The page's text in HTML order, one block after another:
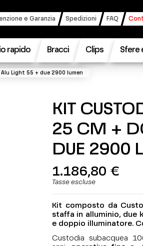
e Garanzia Spedizioni FAQ
rapido Bracci Clips Sfere
Light 55 + due 2900 lumen
KIT
25 CM +
DUE 2900
1.186,80 €
Tasse escluse
Kit composto da
staffa in alluminio, due
e doppio illuminatore.
Custodia subacquea